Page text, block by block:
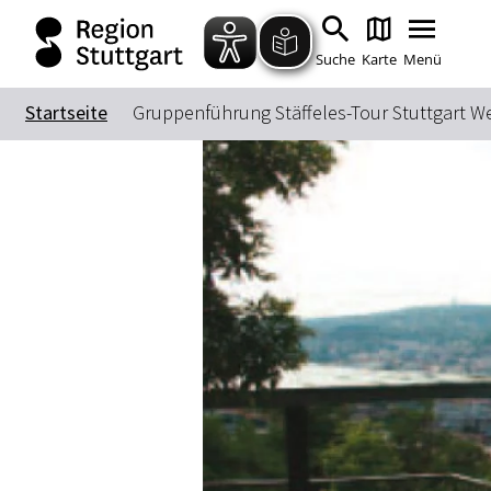
Suche Karte Menü
Startseite Gruppenführung Stäffeles-Tour Stuttgart